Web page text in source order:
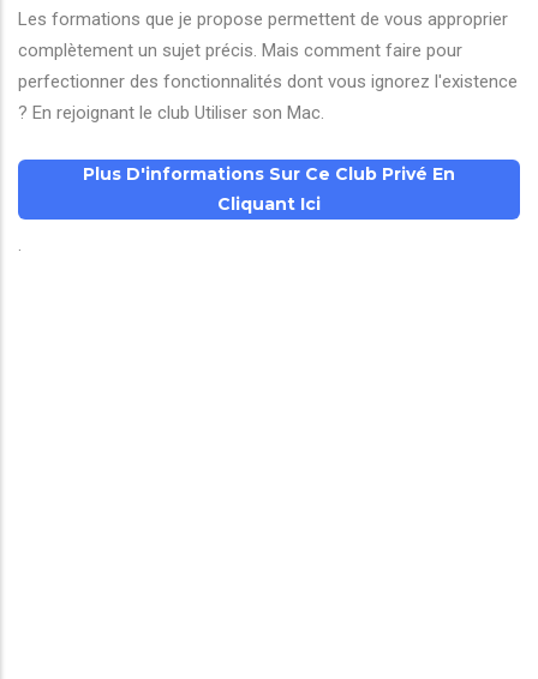
Les formations que je propose permettent de vous approprier
complètement un sujet précis. Mais comment faire pour
perfectionner des fonctionnalités dont vous ignorez l'existence
? En rejoignant le club Utiliser son Mac.
Plus D'informations Sur Ce Club Privé En
Cliquant Ici
.